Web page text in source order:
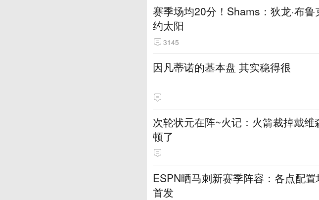
赛季场均20分！Shams：狄龙·布
约太阳
3145
因凡蒂诺的基本盘 其实稳得很
次轮状元在阵~火记：火箭裁掉戴
顿了
ESPN晒马刺新赛季阵容：各点配
首发